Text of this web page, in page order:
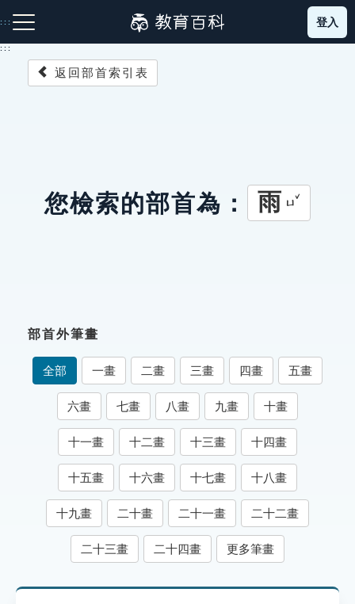
到
主
:::
成語故事
索引選單
知識索引
單字索引
生命大百科索引
遊戲專區
貓頭鷹博士
登入
:::
返回部首索引表
您檢索的部首為： 雨 ㄩˇ
部首外筆畫
全部 一畫 二畫 三畫 四畫 五畫
六畫 七畫 八畫 九畫 十畫
十一畫 十二畫 十三畫 十四畫
十五畫 十六畫 十七畫 十八畫
十九畫 二十畫 二十一畫 二十二畫
二十三畫 二十四畫 更多筆畫